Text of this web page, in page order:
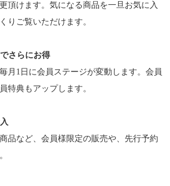
頂けます。気になる商品を一旦お気に入
りご覧いただけます。
さらにお得
月1日に会員ステージが変動します。会員
特典もアップします。
品など、会員様限定の販売や、先行予約